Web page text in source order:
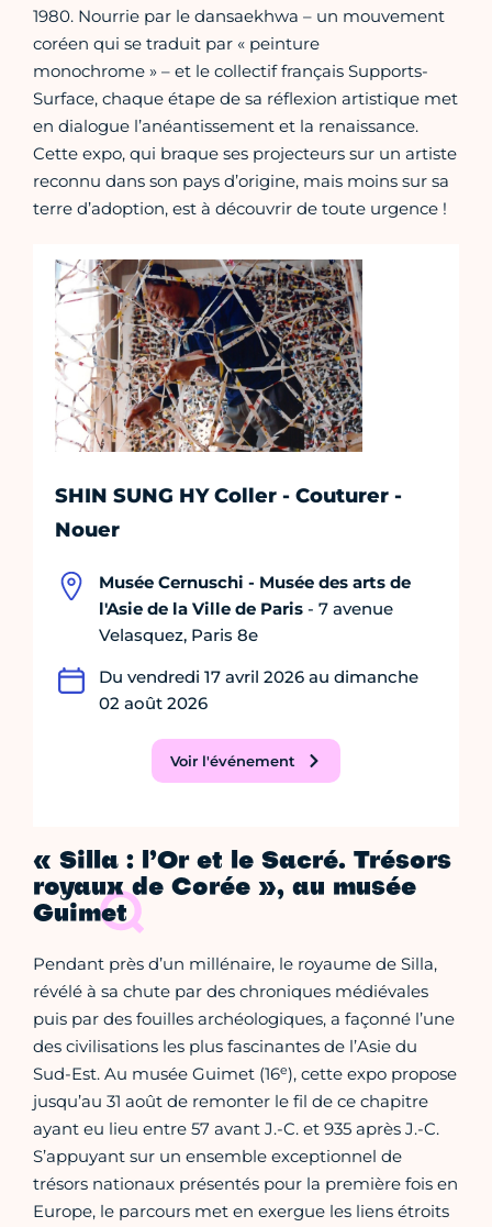
1980. Nourrie par le dansaekhwa – un mouvement
coréen qui se traduit par « peinture
monochrome » – et le collectif français Supports-
Surface, chaque étape de sa réflexion artistique met
en dialogue l’anéantissement et la renaissance.
Cette expo, qui braque ses projecteurs sur un artiste
reconnu dans son pays d’origine, mais moins sur sa
terre d’adoption, est à découvrir de toute urgence !
SHIN SUNG HY Coller - Couturer -
Nouer
Musée Cernuschi - Musée des arts de
l'Asie de la Ville de Paris - 7 avenue
Velasquez, Paris 8e
Du vendredi 17 avril 2026 au dimanche
02 août 2026
Voir l'événement
« Silla : l’Or et le Sacré. Trésors
royaux de Corée », au musée
Guimet
Pendant près d’un millénaire, le royaume de Silla,
révélé à sa chute par des chroniques médiévales
puis par des fouilles archéologiques, a façonné l’une
des civilisations les plus fascinantes de l’Asie du
Sud-Est. Au musée Guimet (16e), cette expo propose
jusqu’au 31 août de remonter le fil de ce chapitre
ayant eu lieu entre 57 avant J.-C. et 935 après J.-C.
S’appuyant sur un ensemble exceptionnel de
trésors nationaux présentés pour la première fois en
Europe, le parcours met en exergue les liens étroits